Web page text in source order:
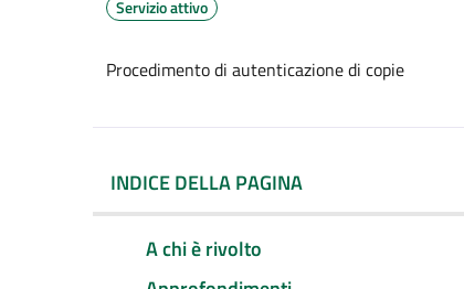
Servizio attivo
Procedimento di autenticazione di copie
INDICE DELLA PAGINA
A chi è rivolto